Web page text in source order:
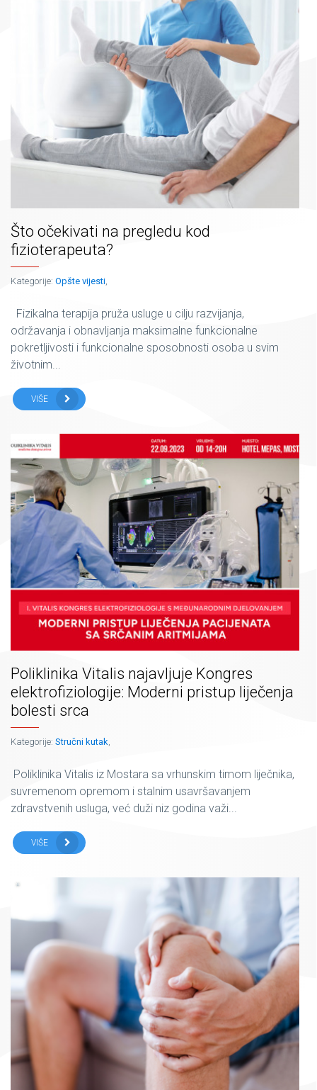
Što očekivati na pregledu kod
fizioterapeuta?
Kategorije: Opšte vijesti,
Fizikalna terapija pruža usluge u cilju razvijanja,
održavanja i obnavljanja maksimalne funkcionalne
pokretljivosti i funkcionalne sposobnosti osoba u svim
životnim...
VIŠE
Poliklinika Vitalis najavljuje Kongres
elektrofiziologije: Moderni pristup liječenja
bolesti srca
Kategorije: Stručni kutak,
Poliklinika Vitalis iz Mostara sa vrhunskim timom liječnika,
suvremenom opremom i stalnim usavršavanjem
zdravstvenih usluga, već duži niz godina važi...
VIŠE